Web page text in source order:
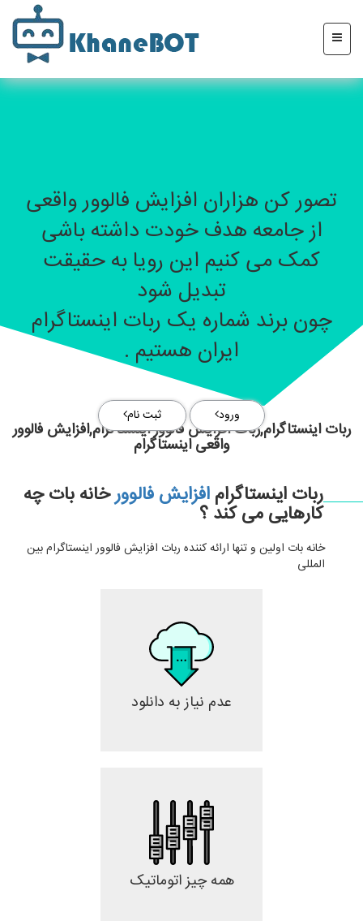
تصور کن هزاران افزایش فالوور واقعی
از جامعه هدف خودت داشته باشی
کمک می کنیم این رویا به حقیقت
تبدیل شود
چون برند شماره یک ربات اینستاگرام
ایران هستیم .
ورود ثبت نام
ربات اینستاگرام,ربات افزایش فالوور اینستاگرام,افزایش فالوور
واقعی اینستاگرام
ربات اینستاگرامافزایش فالوورخانه بات چه
کارهایی می کند ؟
خانه بات اولین و تنها ارائه کننده ربات افزایش فالوور اینستاگرام بین
المللی
عدم نیاز به دانلود
همه چیز اتوماتیک